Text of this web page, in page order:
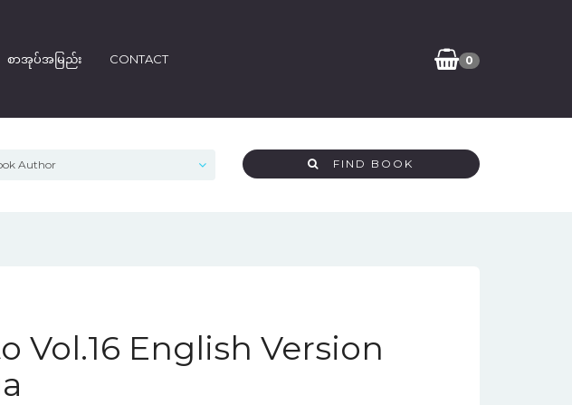
0
စာအုပ်အမြည်း CONTACT
FIND BOOK
Vol.16 English Version